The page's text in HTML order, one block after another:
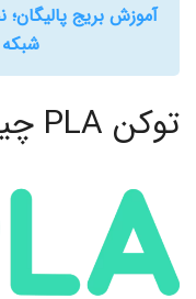
آموزش بریج پالیگان؛
توکن PLA چیست؟